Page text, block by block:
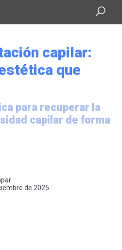
capilar:
que
para recuperar la
capilar de forma
de 2025